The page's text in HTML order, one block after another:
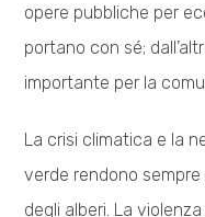
opere pubbliche per
portano con sé;
importante per la
La crisi climatica e la
verde rendono
degli alberi. La